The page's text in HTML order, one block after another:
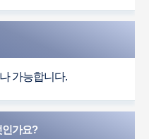
가능합니다.
인가요?